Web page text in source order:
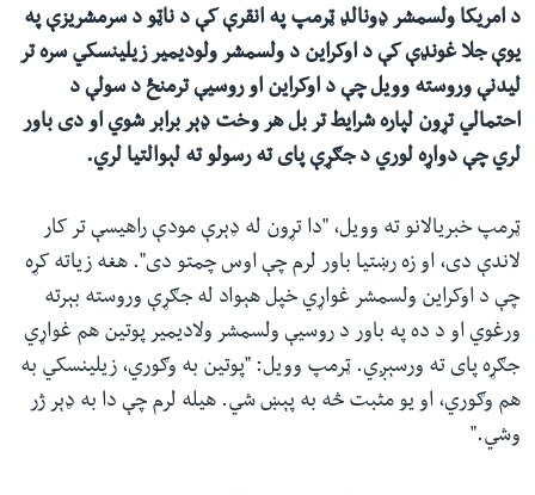
د امریکا ولسمشر ډونالډ ټرمپ په انقرې کې د ناټو د سرمشریزې په
یوې جلا غونډې کې د اوکراین د ولسمشر ولودیمیر زیلینسکي سره تر
لیدنې وروسته وویل چې د اوکراین او روسیې ترمنځ د سولې د
احتمالي تړون لپاره شرایط تر بل هر وخت ډېر برابر شوي او دی باور
لري چې دواړه لوري د جګړې پای ته رسولو ته لېوالتیا لري.
ټرمپ خبریالانو ته وویل، "دا تړون له ډېرې مودې راهیسې تر کار
لاندې دی، او زه رښتیا باور لرم چې اوس چمتو دی". هغه زیاته کړه
چې د اوکراین ولسمشر غواړي خپل هېواد له جګړې وروسته بېرته
ورغوي او د ده په باور د روسیې ولسمشر ولادیمیر پوتین هم غواړي
جګړه پای ته ورسېږي. ټرمپ وویل: "پوتین به وګوري، زیلینسکي به
هم وګوري، او یو مثبت څه به پېښ شي. هیله لرم چې دا به ډېر ژر
وشي."